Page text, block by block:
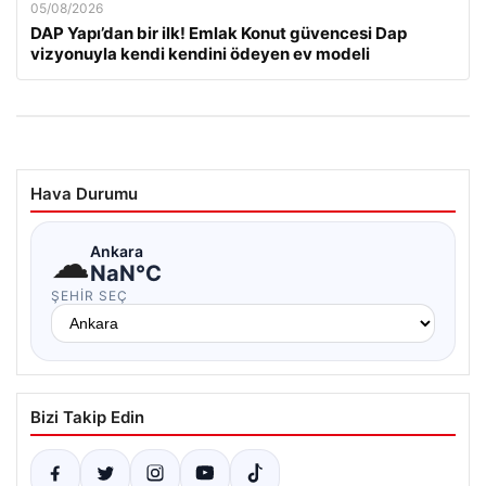
05/08/2026
DAP Yapı’dan bir ilk! Emlak Konut güvencesi Dap
vizyonuyla kendi kendini ödeyen ev modeli
Hava Durumu
☁Ankara
NaN°C
ŞEHIR SEÇ
Bizi Takip Edin